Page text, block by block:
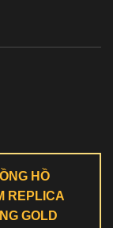
HỒ
REPLICA
GOLD